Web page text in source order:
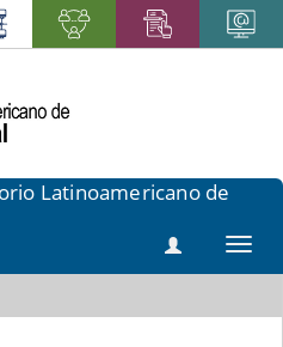
Latinoamericano de